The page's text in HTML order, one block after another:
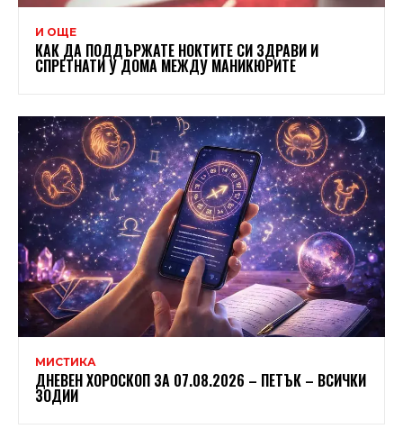
И ОЩЕ
КАК ДА ПОДДЪРЖАТЕ НОКТИТЕ СИ ЗДРАВИ И
СПРЕТНАТИ У ДОМА МЕЖДУ МАНИКЮРИТЕ
МИСТИКА
ДНЕВЕН ХОРОСКОП ЗА 07.08.2026 – ПЕТЪК – ВСИЧКИ
ЗОДИИ